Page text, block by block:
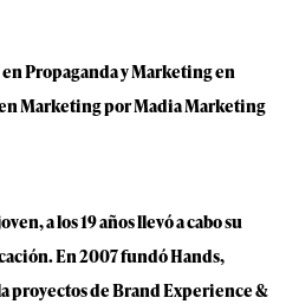
Propaganda y Marketing en
Marketing por Madia Marketing
a los 19 años llevó a cabo su
En 2007 fundó Hands,
proyectos de Brand Experience &